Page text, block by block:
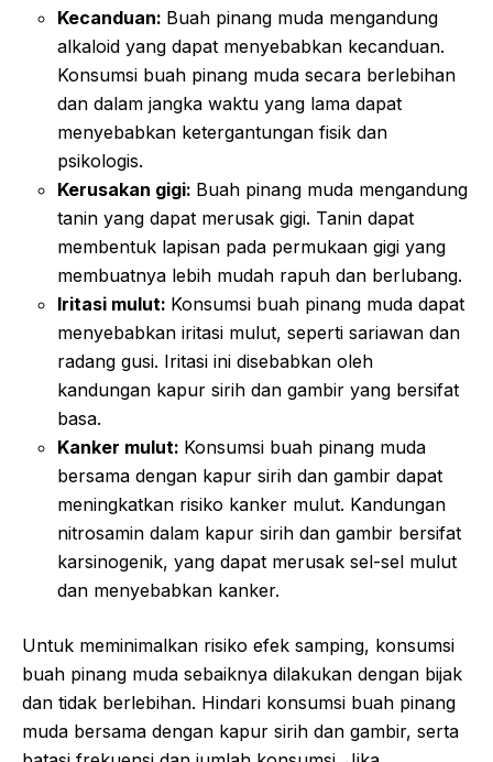
Kecanduan: Buah pinang muda mengandung
alkaloid yang dapat menyebabkan kecanduan.
Konsumsi buah pinang muda secara berlebihan
dan dalam jangka waktu yang lama dapat
menyebabkan ketergantungan fisik dan
psikologis.
Kerusakan gigi: Buah pinang muda mengandung
tanin yang dapat merusak gigi. Tanin dapat
membentuk lapisan pada permukaan gigi yang
membuatnya lebih mudah rapuh dan berlubang.
Iritasi mulut: Konsumsi buah pinang muda dapat
menyebabkan iritasi mulut, seperti sariawan dan
radang gusi. Iritasi ini disebabkan oleh
kandungan kapur sirih dan gambir yang bersifat
basa.
Kanker mulut: Konsumsi buah pinang muda
bersama dengan kapur sirih dan gambir dapat
meningkatkan risiko kanker mulut. Kandungan
nitrosamin dalam kapur sirih dan gambir bersifat
karsinogenik, yang dapat merusak sel-sel mulut
dan menyebabkan kanker.
Untuk meminimalkan risiko efek samping, konsumsi
buah pinang muda sebaiknya dilakukan dengan bijak
dan tidak berlebihan. Hindari konsumsi buah pinang
muda bersama dengan kapur sirih dan gambir, serta